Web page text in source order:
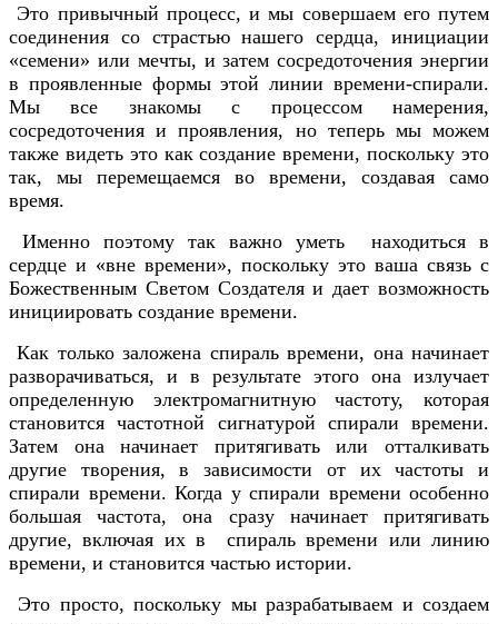
Это привычный процесс, и мы совершаем его путем
соединения со страстью нашего сердца, инициации
«семени» или мечты, и затем сосредоточения энергии
в проявленные формы этой линии времени-спирали.
Мы все знакомы с процессом намерения,
сосредоточения и проявления, но теперь мы можем
также видеть это как создание времени, поскольку это
так, мы перемещаемся во времени, создавая само
время.
Именно поэтому так важно уметь находиться в
сердце и «вне времени», поскольку это ваша связь с
Божественным Светом Создателя и дает возможность
инициировать создание времени.
Как только заложена спираль времени, она начинает
разворачиваться, и в результате этого она излучает
определенную электромагнитную частоту, которая
становится частотной сигнатурой спирали времени.
Затем она начинает притягивать или отталкивать
другие творения, в зависимости от их частоты и
спирали времени. Когда у спирали времени особенно
большая частота, она сразу начинает притягивать
другие, включая их в спираль времени или линию
времени, и становится частью истории.
Это просто, поскольку мы разрабатываем и создаем